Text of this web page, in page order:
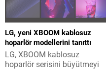
LG, yeni XBOOM kablosuz
hoparlör modellerini tanıttı
LG, XBOOM kablosuz
hoparlör serisini büyütmeyi